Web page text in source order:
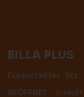
BILLA PLUS
Eisenstädter
GEÖFFNET
Schließt